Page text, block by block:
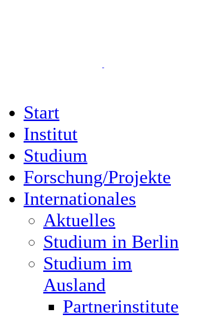
Start
Institut
Studium
Forschung/Projekte
Internationales
Aktuelles
Studium in Berlin
Studium im
Ausland
Partnerinstitute